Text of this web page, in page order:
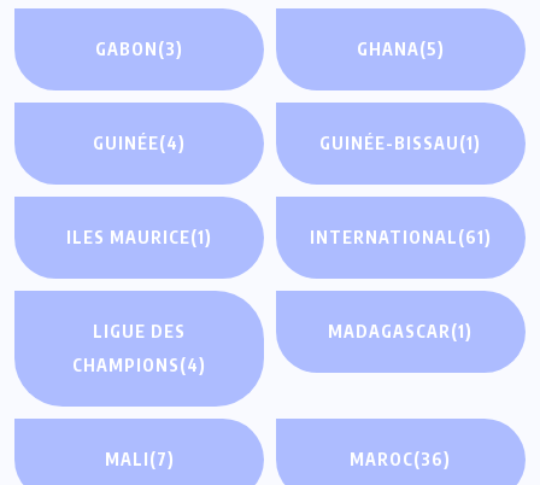
GABON(3) GHANA(5)
GUINÉE(4) GUINÉE-BISSAU(1)
ILES MAURICE(1) INTERNATIONAL(61)
LIGUE DES
CHAMPIONS(4)
MADAGASCAR(1)
MALI(7) MAROC(36)